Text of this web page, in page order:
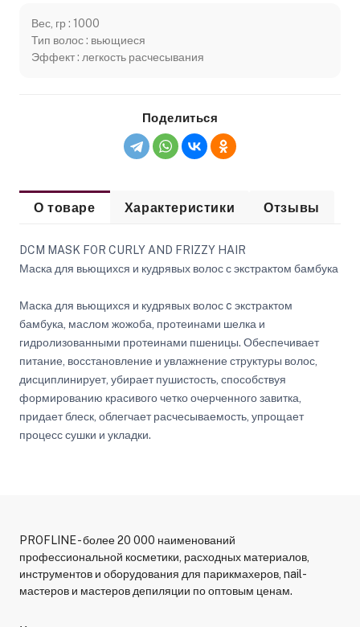
Вес, гр : 1000
Тип волос : вьющиеся
Эффект : легкость расчесывания
Поделиться
О товаре Характеристики Отзывы
DCM MASK FOR CURLY AND FRIZZY HAIR
Маска для вьющихся и кудрявых волос с экстрактом бамбука
Маска для вьющихся и кудрявых волос c экстрактом
бамбука, маслом жожоба, протеинами шелка и
гидролизованными протеинами пшеницы. Обеспечивает
питание, восстановление и увлажнение структуры волос,
дисциплинирует, убирает пушистость, способствуя
формированию красивого четко очерченного завитка,
придает блеск, облегчает расчесываемость, упрощает
процесс сушки и укладки.
PROFLINE - более 20 000 наименований
профессиональной косметики, расходных материалов,
инструментов и оборудования для парикмахеров, nail-
мастеров и мастеров депиляции по оптовым ценам.